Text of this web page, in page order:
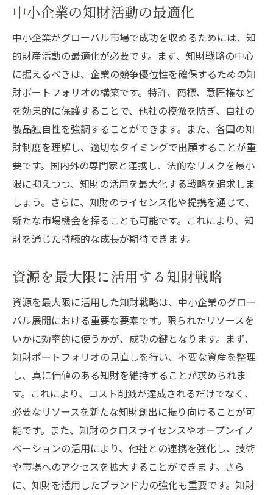
中小企業の知財活動の最適化
中小企業がグローバル市場で成功を収めるためには、知
的財産活動の最適化が必要です。まず、知財戦略の中心
に据えるべきは、企業の競争優位性を確保するための知
財ポートフォリオの構築です。特許、商標、意匠権など
を効果的に保護することで、他社の模倣を防ぎ、自社の
製品独自性を強調することができます。また、各国の知
財制度を理解し、適切なタイミングで出願することが重
要です。国内外の専門家と連携し、法的なリスクを最小
限に抑えつつ、知財の活用を最大化する戦略を追求しま
しょう。さらに、知財のライセンス化や提携を通じて、
新たな市場機会を探ることも可能です。これにより、知
財を通じた持続的な成長が期待できます。
資源を最大限に活用する知財戦略
資源を最大限に活用した知財戦略は、中小企業のグロー
バル展開における重要な要素です。限られたリソースを
いかに効率的に使うかが、成功の鍵となります。まず、
知財ポートフォリオの見直しを行い、不要な資産を整理
し、真に価値のある知財を維持することが求められま
す。これにより、コスト削減が達成されるだけでなく、
必要なリソースを新たな知財創出に振り向けることが可
能です。また、知財のクロスライセンスやオープンイノ
ベーションの活用により、他社との連携を強化し、技術
や市場へのアクセスを拡大することができます。さら
に、知財を活用したブランド力の強化も重要です。知財